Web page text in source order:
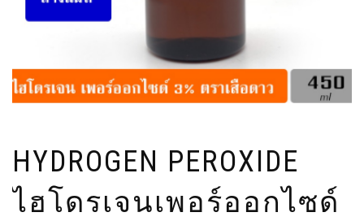
HYDROGEN PEROXIDE
ไฮโดรเจนเพอร์ออกไซด์